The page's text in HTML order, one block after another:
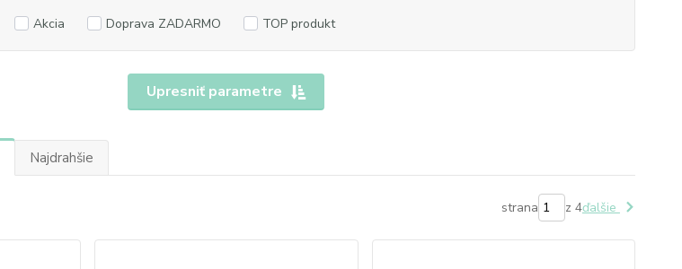
Upresniť parametre
Akcia Doprava ZADARMO TOP produkt
Najdrahšie
strana z 4ďalšie